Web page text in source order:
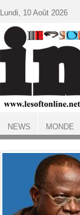
ACCUEIL
Lundi, 10 Août 2026
NEWS MONDE